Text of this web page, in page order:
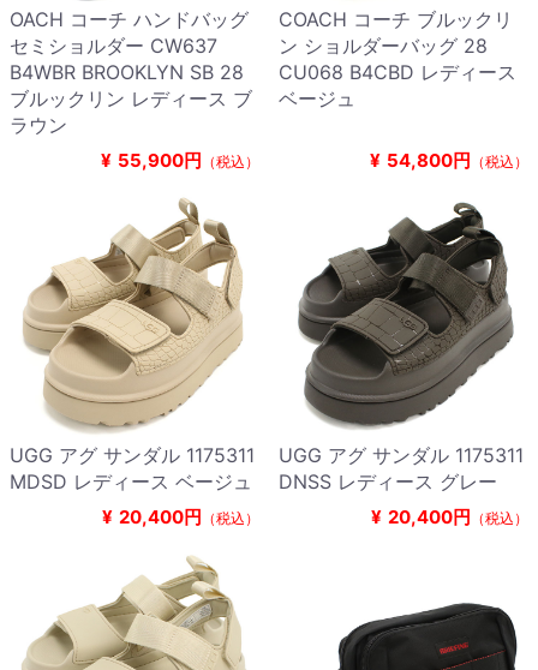
OACH コーチ ハンドバッグ
セミショルダー CW637
B4WBR BROOKLYN SB 28
ブルックリン レディース ブ
ラウン
¥ 55,900円 （税込）
COACH コーチ ブルックリ
ン ショルダーバッグ 28
CU068 B4CBD レディース
ベージュ
¥ 54,800円 （税込）
UGG アグ サンダル 1175311
MDSD レディース ベージュ
¥ 20,400円 （税込）
UGG アグ サンダル 1175311
DNSS レディース グレー
¥ 20,400円 （税込）